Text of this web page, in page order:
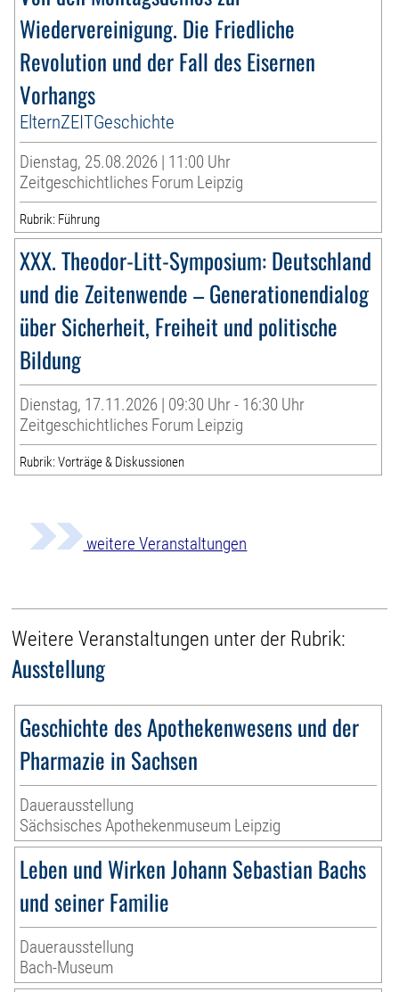
Wiedervereinigung. Die Friedliche
Revolution und der Fall des Eisernen
Vorhangs
ElternZEITGeschichte
Dienstag, 25.08.2026 | 11:00 Uhr
Zeitgeschichtliches Forum Leipzig
Rubrik: Führung
XXX. Theodor-Litt-Symposium: Deutschland
und die Zeitenwende – Generationendialog
über Sicherheit, Freiheit und politische
Bildung
Dienstag, 17.11.2026 | 09:30 Uhr - 16:30 Uhr
Zeitgeschichtliches Forum Leipzig
Rubrik: Vorträge & Diskussionen
weitere Veranstaltungen
Weitere Veranstaltungen unter der Rubrik:
Ausstellung
Geschichte des Apothekenwesens und der
Pharmazie in Sachsen
Dauerausstellung
Sächsisches Apothekenmuseum Leipzig
Leben und Wirken Johann Sebastian Bachs
und seiner Familie
Dauerausstellung
Bach-Museum